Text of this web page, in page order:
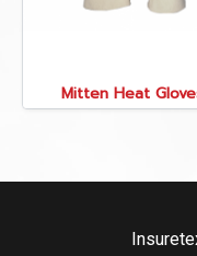
Mitten Heat